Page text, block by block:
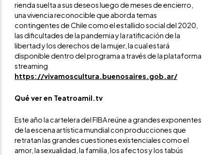
rienda suelta a sus deseos luego de meses de encierro,
una vivencia reconocible que aborda temas
contingentes de Chile como el estallido social del 2020,
las dificultades de la pandemia y la ratificación de la
libertad y los derechos de la mujer, la cual estará
disponible dentro del programa a través de la plataforma
streaming
https://vivamoscultura.buenosaires.gob.ar/
Qué ver en Teatroamil.tv
Este año la cartelera del FIBA reúne a grandes exponentes
de la escena artística mundial con producciones que
retratan las grandes cuestiones existenciales como el
amor, la sexualidad, la familia, los afectos y los tabús